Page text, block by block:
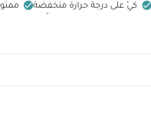
كيّ على درجة حرارة منخفضة